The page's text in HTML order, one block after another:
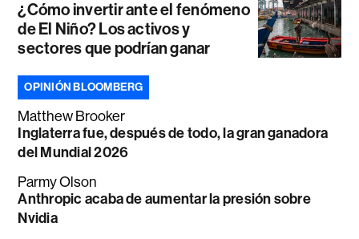
¿Cómo invertir ante el fenómeno
de El Niño? Los activos y
sectores que podrían ganar
OPINIÓN BLOOMBERG
Matthew Brooker
Inglaterra fue, después de todo, la gran ganadora
del Mundial 2026
Parmy Olson
Anthropic acaba de aumentar la presión sobre
Nvidia